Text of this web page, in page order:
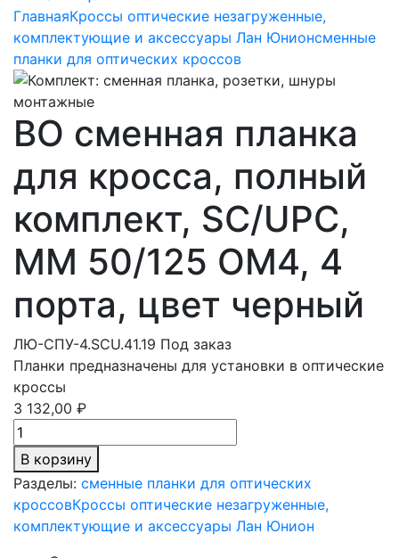
ГлавнаяКроссы оптические незагруженные,
комплектующие и аксессуары Лан Юнионсменные
планки для оптических кроссов
ВО сменная планка
для кросса, полный
комплект, SC/UPC,
MM 50/125 OM4, 4
порта, цвет черный
ЛЮ-СПУ-4.SCU.41.19 Под заказ
Планки предназначены для установки в оптические
кроссы
3 132,00 ₽
В корзину
Разделы: сменные планки для оптических
кроссовКроссы оптические незагруженные,
комплектующие и аксессуары Лан Юнион